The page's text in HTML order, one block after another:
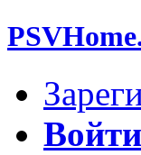
Войти